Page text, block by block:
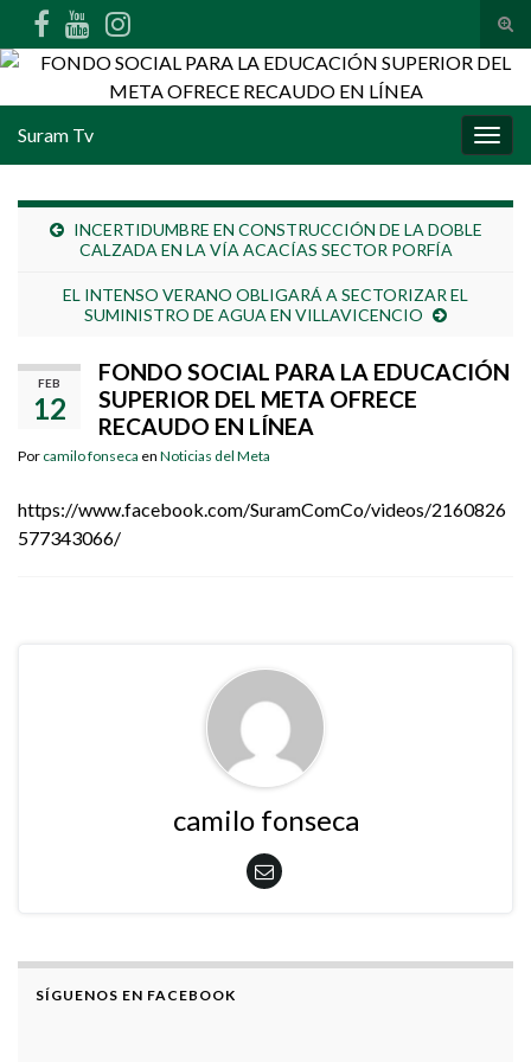
Search for:
Suram Tv
INCERTIDUMBRE EN CONSTRUCCIÓN DE LA DOBLE
CALZADA EN LA VÍA ACACÍAS SECTOR PORFÍA
EL INTENSO VERANO OBLIGARÁ A SECTORIZAR EL
SUMINISTRO DE AGUA EN VILLAVICENCIO
FEB
12
FONDO SOCIAL PARA LA EDUCACIÓN
SUPERIOR DEL META OFRECE
RECAUDO EN LÍNEA
Por camilo fonseca en Noticias del Meta
https://www.facebook.com/SuramComCo/videos/2160826
577343066/
camilo fonseca
SÍGUENOS EN FACEBOOK